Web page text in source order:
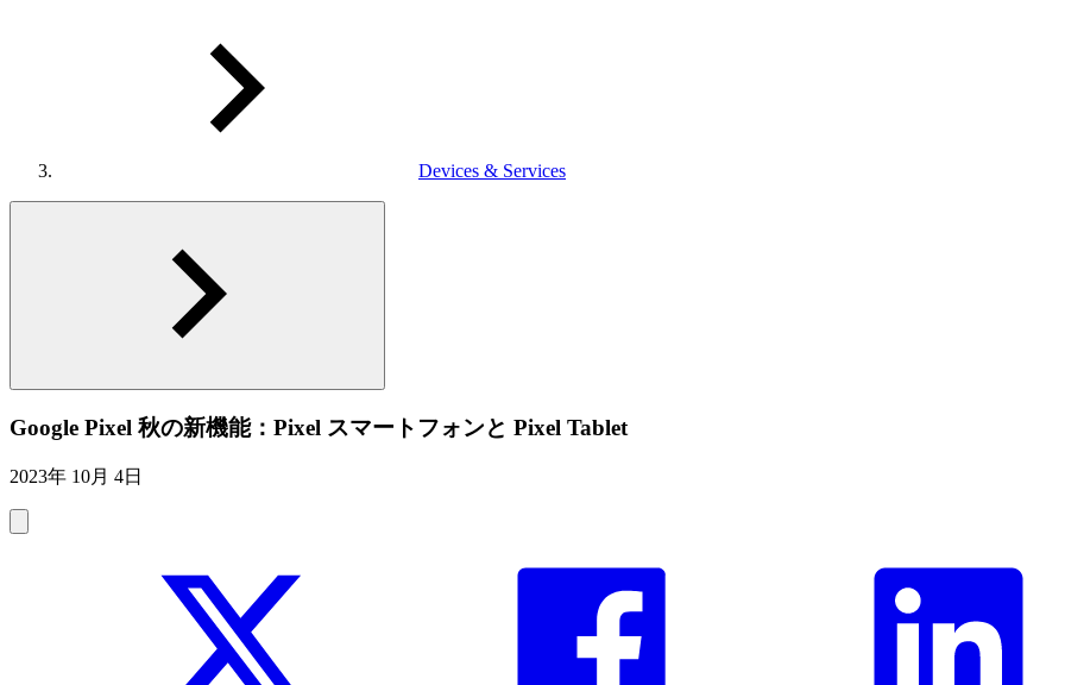
Devices & Services
Google Pixel 秋の新機能：Pixel スマートフォンと Pixel Tablet
2023年 10月 4日